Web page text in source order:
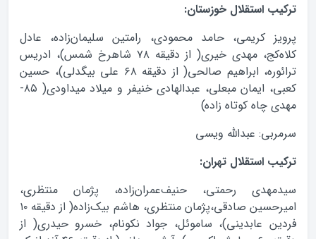
ترکيب استقلال خوزستان:
پرويز کريمي، حامد محمودي، رامتين سليمان‌زاده،‌ عادل
کلاه‌کج، مهدي خيري( از دقيقه ۷۸ شاهرخ شمس)، ادريس
ترائوره، ابراهيم صالحي( از دقيقه ۶۸ علي بيگدلي)، حسين
کعبي، ايمان مبعلي، عبدالهادي خنيفر و ميلاد ميداودي( ۸۵-
مهدي چاه کوتاه زاده)
سرمربي: عبدالله ويسي
ترکيب استقلال تهران:
سيدمهدي رحمتي، حنيف‌عمران‌زاده، پژمان منتظري،
اميرحسين صادقي،پژمان منتظري، هاشم بيک‌زاده( از دقيقه ۱۰
فردين عابديني)، ساموئل، جواد نکونام، خسرو حيدري( از